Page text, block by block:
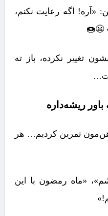
«آره! اگه رعایت نکنم،
😬🍩
تغییر نکرده، باز ته
ریشه‌داره
تمرین کردیم… هر
«ماه رمضون با این